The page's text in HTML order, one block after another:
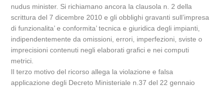
nudus minister. Si richiamano ancora la clausola n. 2 della
scrittura del 7 dicembre 2010 e gli obblighi gravanti sull’impresa
di funzionalita’ e conformita’ tecnica e giuridica degli impianti,
indipendentemente da omissioni, errori, imperfezioni, sviste o
imprecisioni contenuti negli elaborati grafici e nei computi
metrici.
Il terzo motivo del ricorso allega la violazione e falsa
applicazione degli Decreto Ministeriale n.37 del 22 gennaio